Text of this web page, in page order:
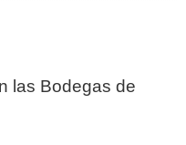
las Bodegas de